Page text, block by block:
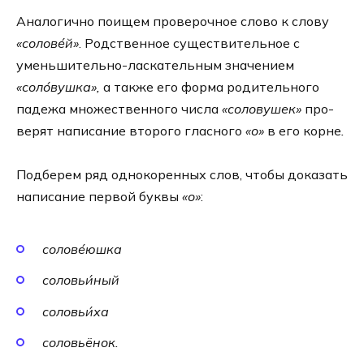
Аналогично поищем про­ве­роч­ное сло­во к сло­ву
«солове́й» . Родственное суще­стви­тель­ное с
уменьшительно-ласкательным зна­че­ни­ем
«соло́вушка», а так­же его фор­ма роди­тель­но­го
паде­жа мно­же­ствен­но­го чис­ла «соло­ву­шек» про­
ве­рят напи­са­ние вто­ро­го глас­но­го «о» в его корне
Подберем ряд одно­ко­рен­ных слов, что­бы дока­зать
напи­са­ние пер­вой бук­вы «о»:
солове́юшка
соловьи́ный
соловьи́ха
соловьё­нок.